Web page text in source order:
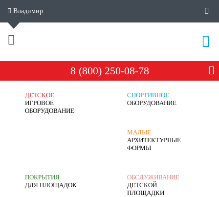
Владимир
8 (800) 250-08-78
ДЕТСКОЕ
ИГРОВОЕ
ОБОРУДОВАНИЕ
СПОРТИВНОЕ
ОБОРУДОВАНИЕ
МАЛЫЕ
АРХИТЕКТУРНЫЕ
ФОРМЫ
ПОКРЫТИЯ
ДЛЯ ПЛОЩАДОК
ОБСЛУЖИВАНИЕ
ДЕТСКОЙ
ПЛОЩАДКИ